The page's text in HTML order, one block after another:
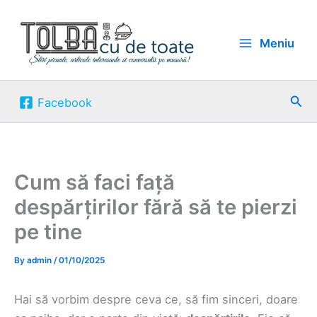
content
Meniu
Facebook
Cum să faci față
despărțirilor fără să te pierzi
pe tine
By admin /01/10/2025
Hai să vorbim despre ceva ce, să fim sinceri, doare